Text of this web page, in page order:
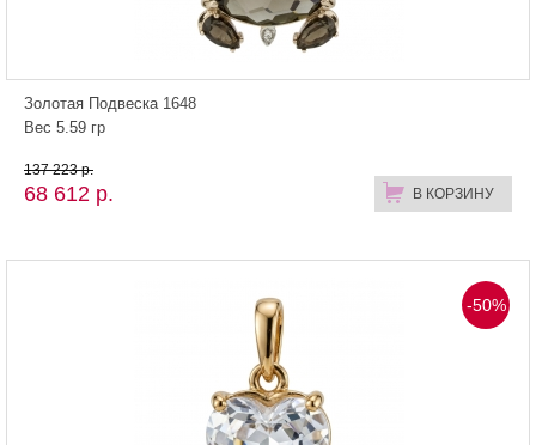
Золотая Подвеска 1648
Вес 5.59 гр
68 612 р. В КОРЗИНУ
137 223 р.
-50%